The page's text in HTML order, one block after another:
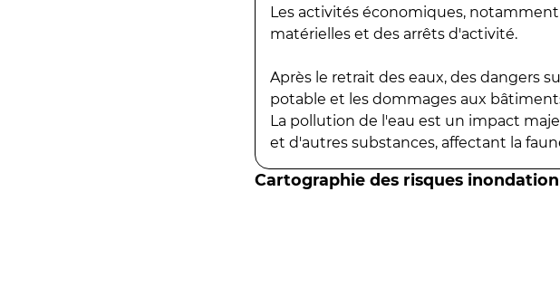
Les activités économiques,
matérielles et des arrêts d'activité.
Après le retrait des eaux, des dangers
potable et les dommages aux
La pollution de l'eau est un impact
et d'autres substances, affectant la
Cartographie des risques